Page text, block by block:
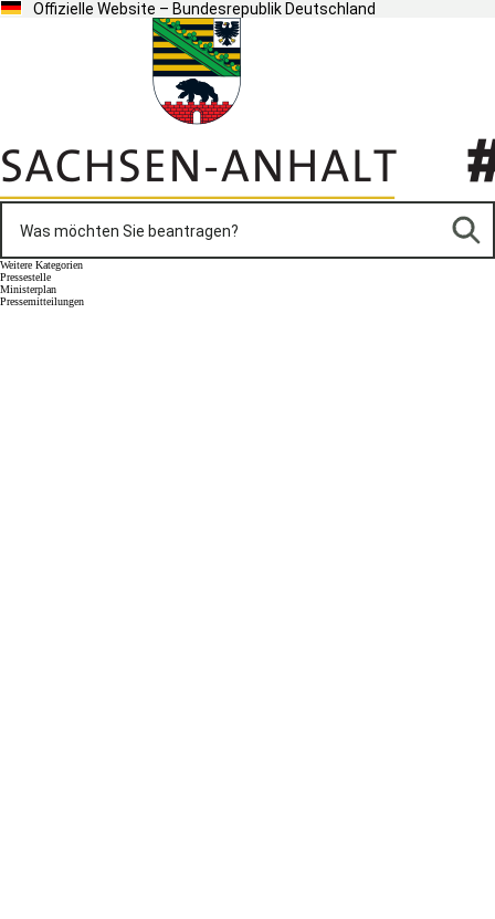
Offizielle Website – Bundesrepublik Deutschland
Weitere Kategorien
Pressestelle
Ministerplan
Pressemitteilungen